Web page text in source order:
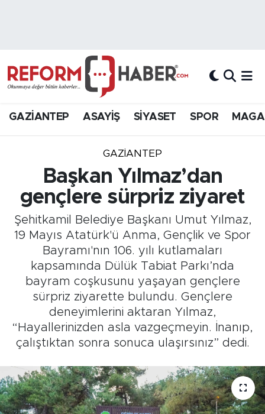
GAZİANTEP ASAYİŞ SİYASET SPOR
GAZIANTEP
Başkan Yılmaz’dan
gençlere sürpriz ziyaret
Şehitkamil Belediye Başkanı Umut Yılmaz,
19 Mayıs Atatürk'ü Anma, Gençlik ve Spor
Bayramı'nın 106. yılı kutlamaları
kapsamında Dülük Tabiat Parkı’nda
bayram coşkusunu yaşayan gençlere
sürpriz ziyarette bulundu. Gençlere
deneyimlerini aktaran Yılmaz,
“Hayallerinizden asla vazgeçmeyin. İnanıp,
çalıştıktan sonra sonuca ulaşırsınız” dedi.
Hava Durumu
Süper Lig Puan Durumu ve Fikstür
Son Dakika Haberleri
Haber Arşivi